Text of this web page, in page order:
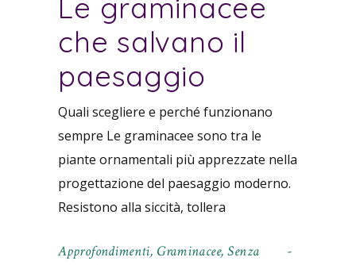
Le graminacee
che salvano il
paesaggio
Quali scegliere e perché funzionano
sempre Le graminacee sono tra le
piante ornamentali più apprezzate nella
progettazione del paesaggio moderno.
Resistono alla siccità, tollera
Approfondimenti, Graminacee,Senza